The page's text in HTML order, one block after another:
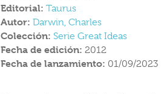
Editorial: Taurus
Autor: Darwin, Charles
Colección: Serie Great Ideas
Fecha de edición: 2012
Fecha de lanzamiento: 01/09/2023